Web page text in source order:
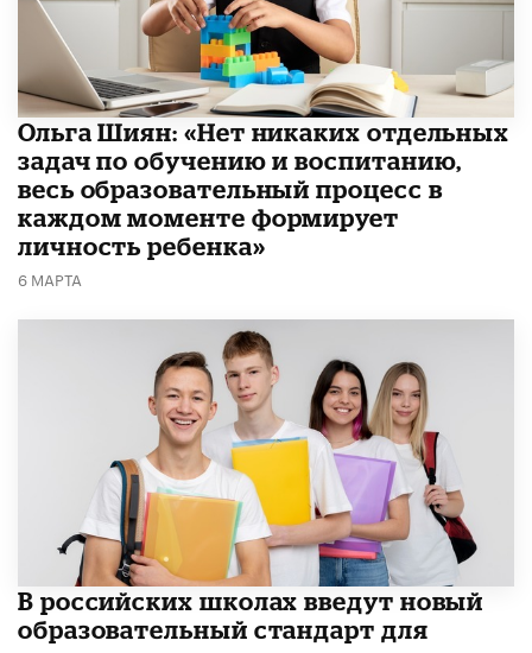
Ольга Шиян: «Нет никаких отдельных
задач по обучению и воспитанию,
весь образовательный процесс в
каждом моменте формирует
личность ребенка»
6 МАРТА
В российских школах введут новый
образовательный стандарт для